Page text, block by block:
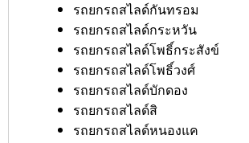
รถยกรถสไลด์กันทรอม
รถยกรถสไลด์กระหวัน
รถยกรถสไลด์โพธิ์กระสังข์
รถยกรถสไลด์โพธิ์วงศ์
รถยกรถสไลด์บักดอง
รถยกรถสไลด์สิ
รถยกรถสไลด์หนองแค